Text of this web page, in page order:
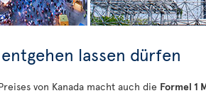
lassen dürfen
von Kanada macht auch die Formel 1